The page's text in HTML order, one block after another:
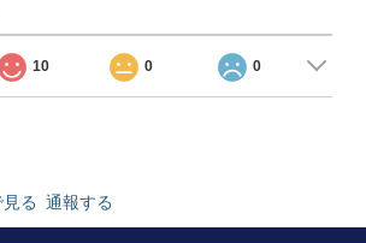
10 0 0
る 通報する